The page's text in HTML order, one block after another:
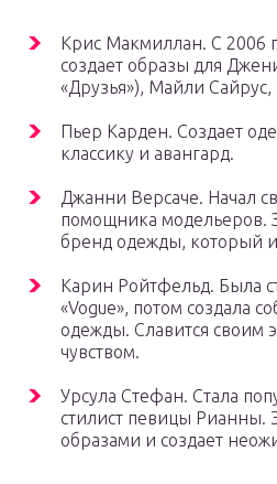
Крис Макмиллан. С 2006
создает образы для
«Друзья»), Майли Сайрус,
Пьер Карден. Создает
классику и авангард. ⠀
Джанни Версаче. Начал
помощника модельеров.
бренд одежды, который
Карин Ройтфельд. Была
«Vogue», потом создала
одежды. Славится своим
чувством.⠀ ⠀
Урсула Стефан. Стала
стилист певицы Рианны.
образами и создает